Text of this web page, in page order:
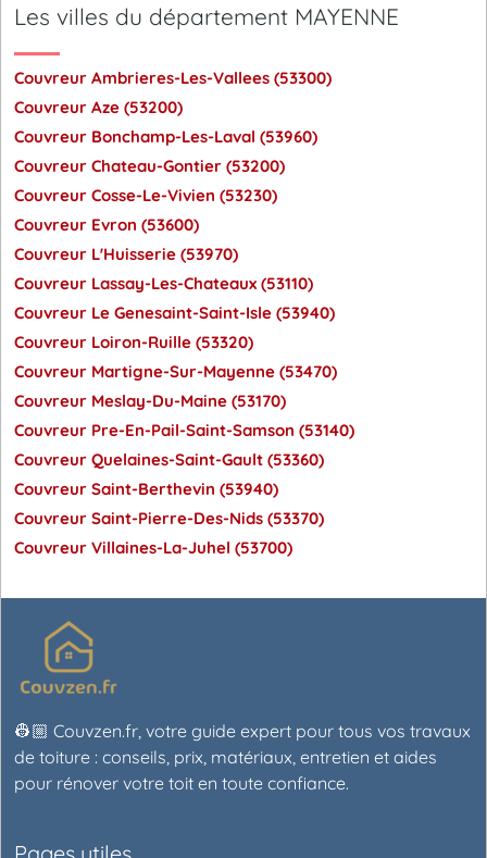
Les villes du département MAYENNE
Couvreur Ambrieres-Les-Vallees (53300)
Couvreur Aze (53200)
Couvreur Bonchamp-Les-Laval (53960)
Couvreur Chateau-Gontier (53200)
Couvreur Cosse-Le-Vivien (53230)
Couvreur Evron (53600)
Couvreur L'Huisserie (53970)
Couvreur Lassay-Les-Chateaux (53110)
Couvreur Le Genesaint-Saint-Isle (53940)
Couvreur Loiron-Ruille (53320)
Couvreur Martigne-Sur-Mayenne (53470)
Couvreur Meslay-Du-Maine (53170)
Couvreur Pre-En-Pail-Saint-Samson (53140)
Couvreur Quelaines-Saint-Gault (53360)
Couvreur Saint-Berthevin (53940)
Couvreur Saint-Pierre-Des-Nids (53370)
Couvreur Villaines-La-Juhel (53700)
👷🏼 Couvzen.fr, votre guide expert pour tous vos travaux
de toiture : conseils, prix, matériaux, entretien et aides
pour rénover votre toit en toute confiance.